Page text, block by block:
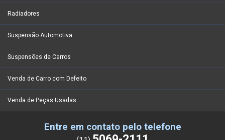
Radiadores
Suspensão Automotiva
Suspensões de Carros
Venda de Carro com Defeito
Venda de Peças Usadas
Entre em contato pelo telefone